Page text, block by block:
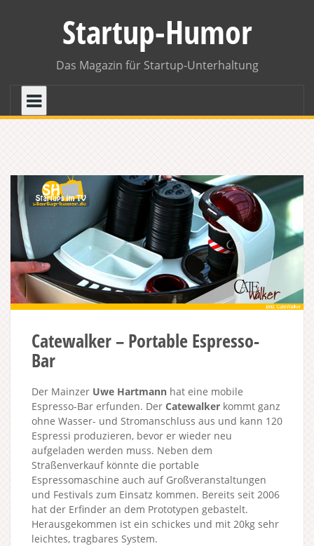
Startup-Humor
Das Magazin für Startup-Unterhaltung
Catewalker – Portable Espresso-
Bar
Der Mainzer Uwe Hartmann hat eine mobile
Espresso-Bar erfunden. Der Catewalker kommt ganz
ohne Wasser- und Stromanschluss aus und kann 120
Espressi produzieren, bevor er wieder neu
aufgeladen werden muss. Neben dem
Straßenverkauf könnte die portable
Espressomaschine auch auf Großveranstaltungen
und Festivals zum Einsatz kommen. Bereits seit 2006
hat der Erfinder an dem Prototypen gebastelt.
Herausgekommen ist ein schickes und mit 20kg sehr
leichtes, tragbares System.